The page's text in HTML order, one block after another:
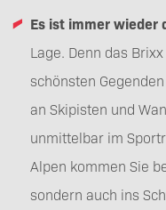
Es ist immer wieder
Lage. Denn das
schönsten
an Skipisten und
unmittelbar im
Alpen kommen Sie
sondern auch ins